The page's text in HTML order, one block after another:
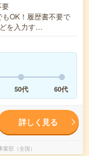
要
OK！履歴書不要で
を入力す…
50代 60代
詳しく見る
部（全国）